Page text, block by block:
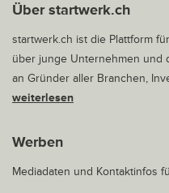
Über startwerk.ch
startwerk.ch ist die Plattform
über junge Unternehmen und
an Gründer aller Branchen,
weiterlesen
Werben
Mediadaten und Kontaktinfos